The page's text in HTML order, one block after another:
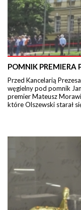
POMNIK PREMIERA
Przed Kancelarią
węgielny pod pomnik
premier Mateusz
które Olszewski starał